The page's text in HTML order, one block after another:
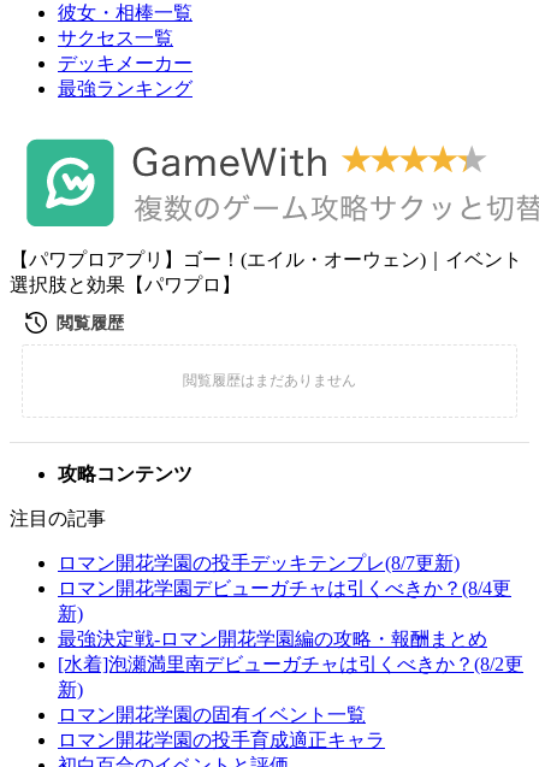
彼女・相棒一覧
サクセス一覧
デッキメーカー
最強ランキング
【パワプロアプリ】ゴー！(エイル・オーウェン)｜イベント
選択肢と効果【パワプロ】
攻略コンテンツ
注目の記事
ロマン開花学園の投手デッキテンプレ(8/7更新)
ロマン開花学園デビューガチャは引くべきか？(8/4更
新)
最強決定戦-ロマン開花学園編の攻略・報酬まとめ
[水着]泡瀬満里南デビューガチャは引くべきか？(8/2更
新)
ロマン開花学園の固有イベント一覧
ロマン開花学園の投手育成適正キャラ